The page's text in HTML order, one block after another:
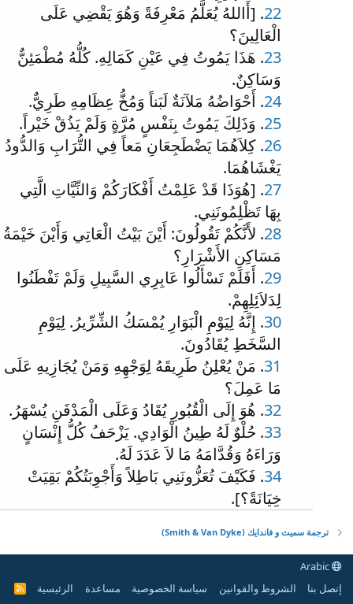
22. [أَاللهُ يُعَلَّمُ مَعْرِفَةً وَهُوَ يَقْضِي عَلَى
الْعَالِينَ؟
23. هَذَا يَمُوتُ فِي عَيْنِ كَمَالِهِ. كُلُّهُ مُطْمَئِنٌّ
وَسَاكِنٌ.
24. أَحْوَاضُهُ مَلآنَةٌ لَبَناً وَمُخُّ عِظَامِهِ طَرِيٌّ.
25. وَذَلِكَ يَمُوتُ بِنَفْسٍ مُرَّةٍ وَلَمْ يَذُقْ خَيْراً.
26. كِلاَهُمَا يَضْطَجِعَانِ مَعاً فِي التُّرَابِ وَالدُّودُ
يَغْشَاهُمَا.
27. [هُوَذَا قَدْ عَلِمْتُ أَفْكَارَكُمْ وَالنِّيَّاتِ الَّتِي
بِهَا تَظْلِمُونَنِي.
28. لأَنَّكُمْ تَقُولُونَ: أَيْنَ بَيْتُ الْعَاتِي وَأَيْنَ خَيْمَةُ
مَسَاكِنِ الأَشْرَارِ؟
29. أَفَلَمْ تَسْأَلُوا عَابِرِي السَّبِيلِ وَلَمْ تَفْطَنُوا
لِدَلاَئِلِهِمْ.
30. إِنَّهُ لِيَوْمِ الْبَوَارِ يُمْسَكُ الشِّرِّيرُ. لِيَوْمِ
السَّخَطِ يُقَادُونَ.
31. مَنْ يُعْلِنُ طَرِيقَهُ لِوَجْهِهِ وَمَنْ يُجَازِيهِ عَلَى
مَا عَمِلَ؟
32. هُوَ إِلَى الْقُبُورِ يُقَادُ وَعَلَى الْمَدْفَنِ يُسْهَرُ.
33. حُلْوٌ لَهُ طِينُ الْوَادِي. يَزْحَفُ كُلُّ إِنْسَانٍ
وَرَاءَهُ وَقُدَّامَهُ مَا لاَ عَدَدَ لَهُ.
34. فَكَيْفَ تُعَزُّونَنِي بَاطِلاً وَأَجْوِبَتُكُمْ بَقِيَتْ
خِيَانَةً؟].
ترجمة سميث و فاندايك (Smith & Van Dyke)
إتصل بنا
الشروط والقوانين سياسة الخصوصية مساعدة الرئيسية
R